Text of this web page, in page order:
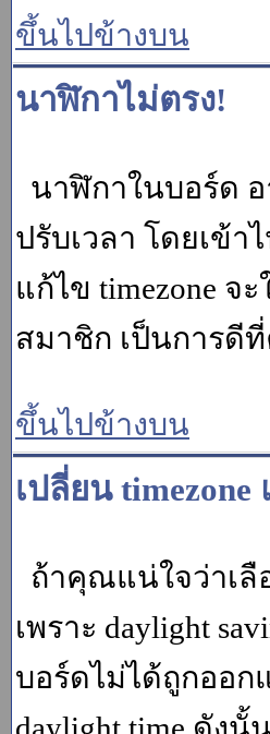
ขึ้นไปข้างบน
นาฬิกาไม่ตรง!
นาฬิกาในบอร์ด
ปรับเวลา โดยเข้
แก้ไข timezone
สมาชิก เป็นการ
ขึ้นไปข้างบน
เปลี่ยน
ถ้าคุณแน่ใจว่าเลื
เพราะ daylight
บอร์ดไม่ได้ถูกออก